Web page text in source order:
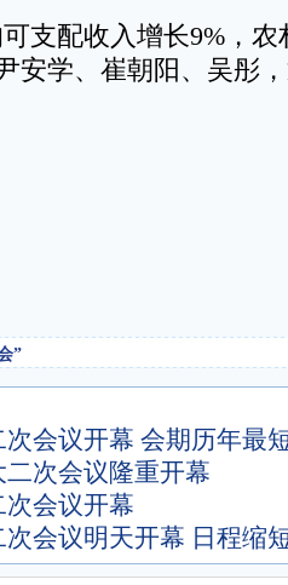
配收入增长9%，农
安学、崔朝阳、吴彤
”
会议开幕 会期历年最
次会议隆重开幕
会议开幕
会议明天开幕 日程缩